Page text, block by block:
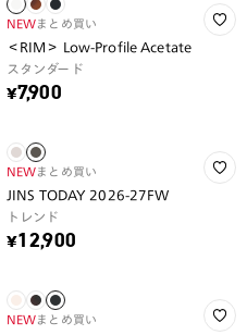
NEWまとめ買い
＜RIM＞ Low-Profile Acetate
スタンダード
¥7,900
NEWまとめ買い
JINS TODAY 2026-27FW
トレンド
¥12,900
NEWまとめ買い